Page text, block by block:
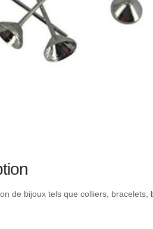
de bijoux tels que colliers,